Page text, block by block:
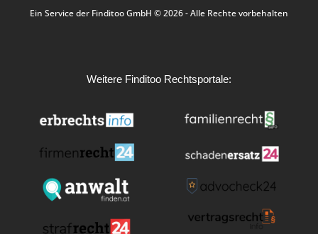
Ein Service der Finditoo GmbH © 2026 - Alle Rechte vorbehalten
Weitere Finditoo Rechtsportale: